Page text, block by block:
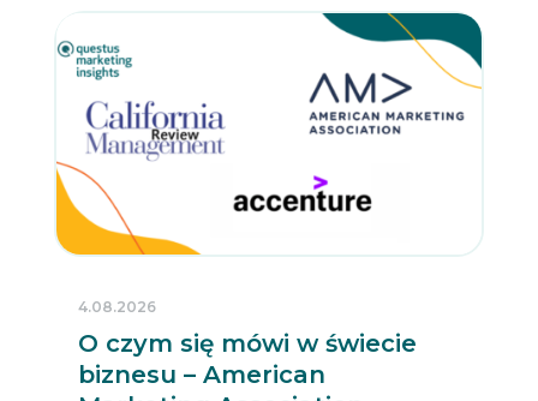
O czym się mówi w świecie
biznesu – American
4.08.2026